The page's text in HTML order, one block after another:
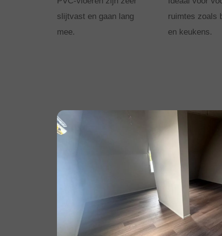
slijtvast en gaan lang
mee.
ruimtes zoals
en keukens.